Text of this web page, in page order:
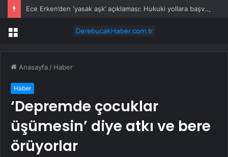
Ece Erken’den ‘yasak aşk’ açıklaması: Hukuki yollara başvuruyor
Menü
Anasayfa / Haber
Haber
‘Depremde çocuklar
üşümesin’ diye atkı ve bere
örüyorlar